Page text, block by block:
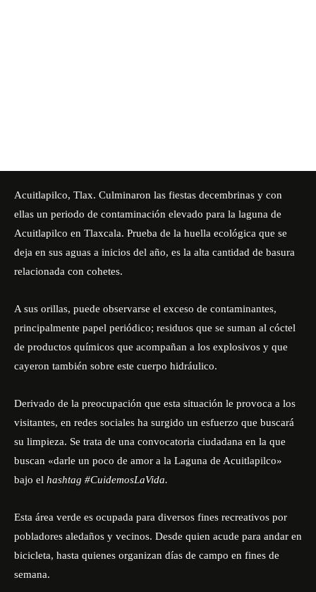
Acuitlapilco, Tlax. Culminaron las fiestas decembrinas y con
ellas un periodo de contaminación elevado para la laguna de
Acuitlapilco en Tlaxcala. Prueba de la huella ecológica que se
deja en sus aguas a inicios del año, es la alta cantidad de basura
relacionada con cohetes.
A sus orillas, puede observarse el exceso de contaminantes,
principalmente papel periódico; residuos que se suman al cóctel
de productos químicos que acompañan a los explosivos y que
cayeron también sobre este cuerpo hidráulico.
Derivado de la preocupación que esta situación le provoca a los
visitantes, en redes sociales ha surgido un esfuerzo que buscará
su limpieza. Se trata de una convocatoria ciudadana en la que
buscan «darle un poco de amor a la Laguna de Acuitlapilco»
bajo el hashtag #CuidemosLaVida.
Esta área verde es ocupada para diversos fines recreativos por
pobladores aledaños y vecinos. Desde quien acude para andar en
bicicleta, hasta quienes organizan días de campo en fines de
semana.